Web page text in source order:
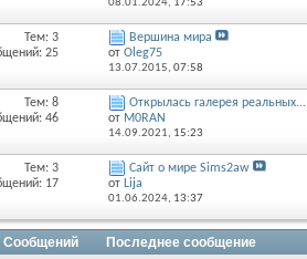
08.01.2024, 17:53
Тем: 3
25
Вершина мира
от Оlеg75
13.07.2015, 07:58
Тем: 8
46
Открылась галерея реальных...
от M0RAN
14.09.2021, 15:23
Тем: 3
17
Сайт о мире Sims2aw
от Lija
01.06.2024, 13:37
Сообщений
Последнее сообщение